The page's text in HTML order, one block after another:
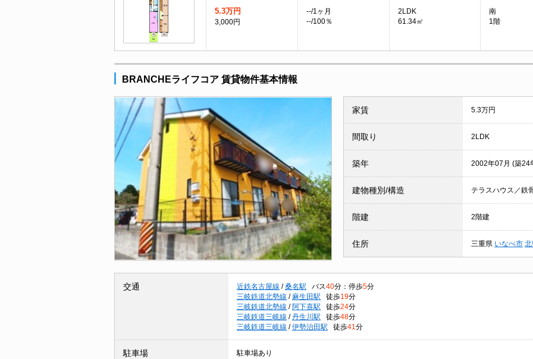
5.3万円
3,000円
--/1ヶ月
--/100％
2LDK
61.34㎡
南
1階
BRANCHEライフコア 賃貸物件基本情報
家賃 5.3万円
間取り 2LDK
築年 2002年07月 (築24
建物種別/構造 テラスハウス／鉄
階建 2階建
住所 三重県 いなべ市 北
交通 近鉄名古屋線 / 桑名駅 バス40分：停歩5分
三岐鉄道北勢線 / 麻生田駅 徒歩19分
三岐鉄道北勢線 / 阿下喜駅 徒歩24分
三岐鉄道三岐線 / 丹生川駅 徒歩48分
三岐鉄道三岐線 / 伊勢治田駅 徒歩41 分
駐車場 駐車場あり